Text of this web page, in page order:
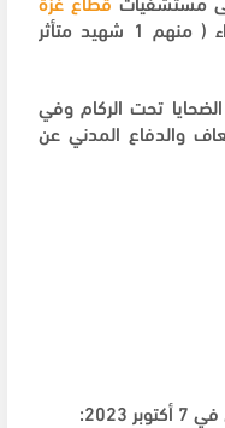
خلال الـ 24 ساعة الماضية، 8 شهداء ( منهم 1 شهيد متأثر
تحت الركام وفي
والدفاع المدني عن